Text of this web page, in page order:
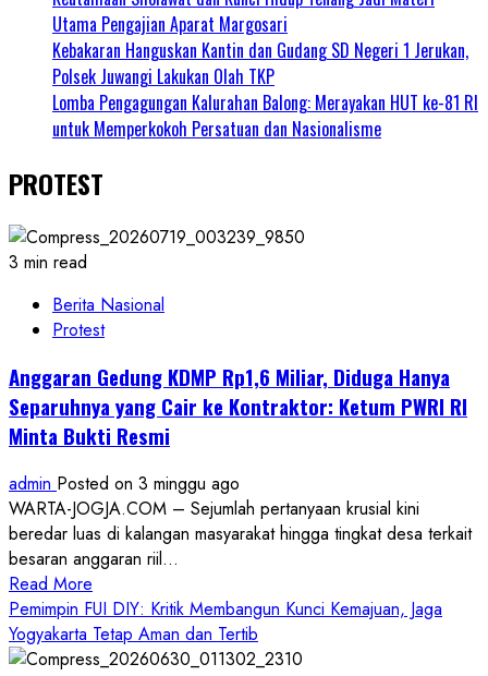
Utama Pengajian Aparat Margosari
Kebakaran Hanguskan Kantin dan Gudang SD Negeri 1 Jerukan,
Polsek Juwangi Lakukan Olah TKP
Lomba Pengagungan Kalurahan Balong: Merayakan HUT ke-81 RI
untuk Memperkokoh Persatuan dan Nasionalisme
PROTEST
3 min read
Berita Nasional
Protest
Anggaran Gedung KDMP Rp1,6 Miliar, Diduga Hanya
Separuhnya yang Cair ke Kontraktor: Ketum PWRI RI
Minta Bukti Resmi
admin Posted on 3 minggu ago
WARTA-JOGJA.COM – Sejumlah pertanyaan krusial kini
beredar luas di kalangan masyarakat hingga tingkat desa terkait
besaran anggaran riil...
Read More
more
about
Anggaran
Pemimpin FUI DIY: Kritik Membangun Kunci Kemajuan, Jaga
Yogyakarta Tetap Aman dan Tertib